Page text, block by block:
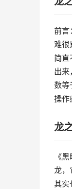
前言
难很
简直
出来
数等
操作
龙
《
龙，
其实